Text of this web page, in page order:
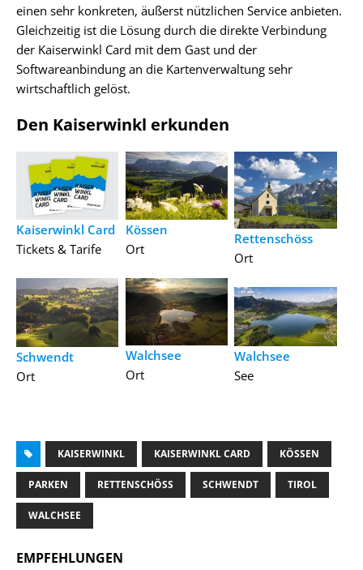
einen sehr konkreten, äußerst nützlichen Service anbieten.
Gleichzeitig ist die Lösung durch die direkte Verbindung
der Kaiserwinkl Card mit dem Gast und der
Softwareanbindung an die Kartenverwaltung sehr
wirtschaftlich gelöst.
Den Kaiserwinkl erkunden
Kaiserwinkl Card
Tickets & Tarife
Schwendt
Ort
Kössen
Ort
Walchsee
Ort
Rettenschöss
Ort
Walchsee
See
KAISERWINKL KAISERWINKL CARD KÖSSEN
PARKEN RETTENSCHÖSS SCHWENDT TIROL
WALCHSEE
EMPFEHLUNGEN